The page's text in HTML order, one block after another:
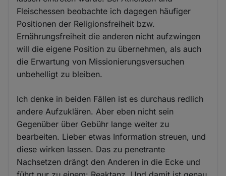
Fleischessen beobachte ich dagegen häufiger
Positionen der Religionsfreiheit bzw.
Ernährungsfreiheit die anderen nicht aufzwingen
will die eigene Position zu übernehmen, als auch
die Erwartung von Missionierungsversuchen
unbehelligt zu bleiben.
Ich denke in beiden Fällen ist es durchaus redlich
andere Aufzuklären. Aber eben nicht sein
Gegenüber über Gebühr lange weiter zu
bearbeiten. Lieber etwas Information streuen, und
diese wirken lassen. Das zu penetrante
Nachsetzen drängt den Anderen in die Ecke und